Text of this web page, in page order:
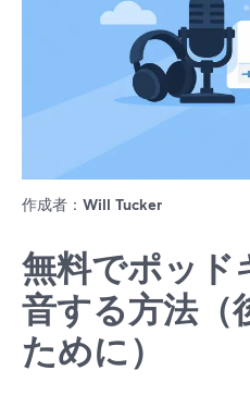
作成者： Will Tucker
無料でポッド
音する方法（
ために）